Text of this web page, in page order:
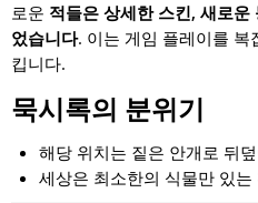
로운 적들은 상세한 스킨, 새로
었습니다. 이는 게임 플레이를 복
킵니다.
묵시록의 분위기
해당 위치는 짙은 안개로 뒤
세상은 최소한의 식물만 있